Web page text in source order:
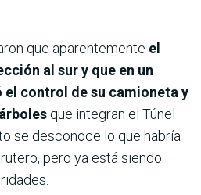
que aparentemente el
al sur y que en un
control de su camioneta y
que integran el Túnel
se desconoce lo que habría
pero ya está siendo